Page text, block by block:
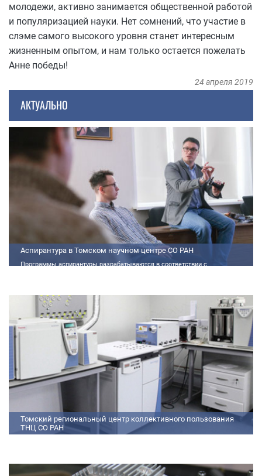
молодежи, активно занимается общественной работой
и популяризацией науки. Нет сомнений, что участие в
слэме самого высокого уровня станет интересным
жизненным опытом, и нам только остается пожелать
Анне победы!
24 апреля 2019
АКТУАЛЬНО
Аспирантура в Томском научном центре СО РАН
Программы аспирантуры разрабатываются в соответствии с
Томский региональный центр коллективного пользования
ТНЦ СО РАН
и осциллографии